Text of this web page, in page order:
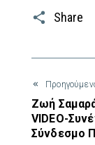
Share
Ζωή
VIDEO-
Σύνδεσμο